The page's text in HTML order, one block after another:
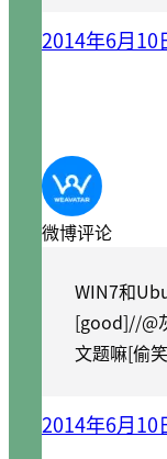
2014年6月10
微博评论
WIN7和
[good]//@
文题嘛[偷
2014年6月10